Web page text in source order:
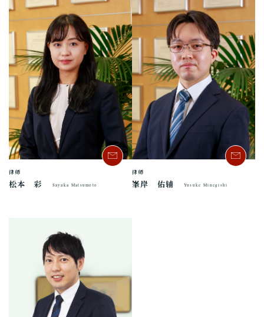
律师
松本 彩 Sayaka Matsumoto
律师
峯岸 佑辅 Yusuke Minegishi